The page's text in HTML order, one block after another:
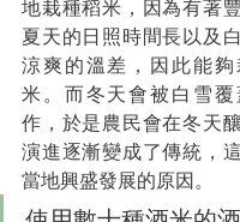
地栽種稻米，因為有著
夏天的日照時間長以及
涼爽的溫差，因此能
米。而冬天會被白雪
作，於是農民會在冬天
演進逐漸變成了傳統，
當地興盛發展的原因。